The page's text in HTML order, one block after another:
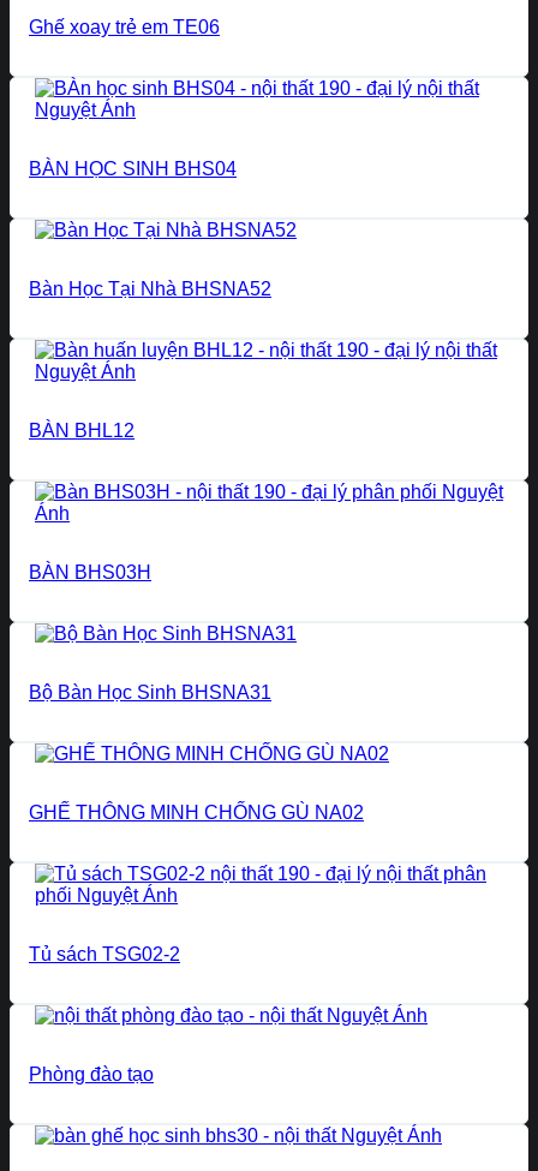
Ghế xoay trẻ em TE06
BÀN HỌC SINH BHS04
Bàn Học Tại Nhà BHSNA52
BÀN BHL12
BÀN BHS03H
Bộ Bàn Học Sinh BHSNA31
GHẾ THÔNG MINH CHỐNG GÙ NA02
Tủ sách TSG02-2
Phòng đào tạo